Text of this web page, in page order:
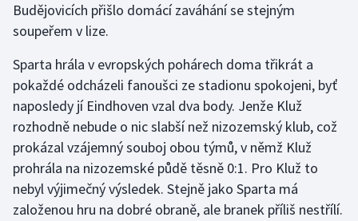
Lezení
Lyže a snowboard
Moderní pětiboj
Motorsport
Olympijské hry
Parasport
Budějovicích přišlo domácí zaváhání se stejným
soupeřem v lize.
Sparta hrála v evropských pohárech doma třikrát a
pokaždé odcházeli fanoušci ze stadionu spokojeni, byť
naposledy jí Eindhoven vzal dva body. Jenže Kluž
rozhodně nebude o nic slabší než nizozemský klub, což
prokázal vzájemný souboj obou týmů, v němž Kluž
prohrála na nizozemské půdě těsně 0:1. Pro Kluž to
nebyl výjimečný výsledek. Stejně jako Sparta má
založenou hru na dobré obraně, ale branek příliš nestřílí.